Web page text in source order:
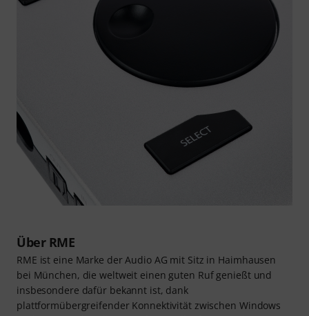
Über RME
RME ist eine Marke der Audio AG mit Sitz in Haimhausen
bei München, die weltweit einen guten Ruf genießt und
insbesondere dafür bekannt ist, dank
plattformübergreifender Konnektivität zwischen Windows